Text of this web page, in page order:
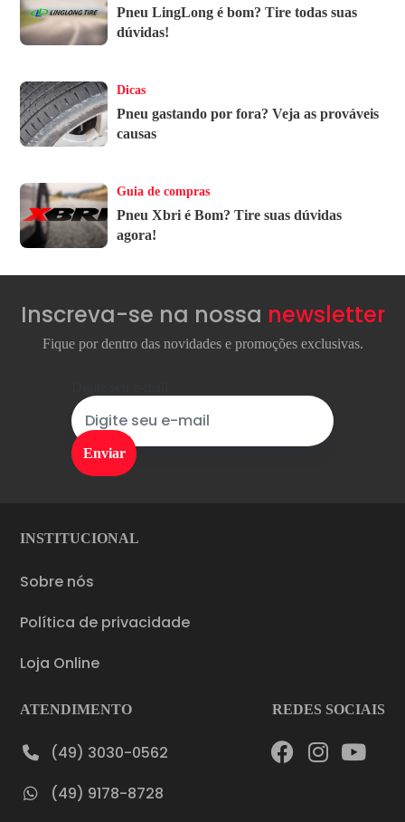
Pneu LingLong é bom? Tire todas suas
dúvidas!
Dicas
Pneu gastando por fora? Veja as prováveis
causas
Guia de compras
Pneu Xbri é Bom? Tire suas dúvidas
agora!
Inscreva-se na nossa newsletter
Fique por dentro das novidades e promoções exclusivas.
INSTITUCIONAL
Sobre nós
Política de privacidade
Loja Online
ATENDIMENTO
(49) 3030-0562
(49) 9178-8728
REDES SOCIAIS